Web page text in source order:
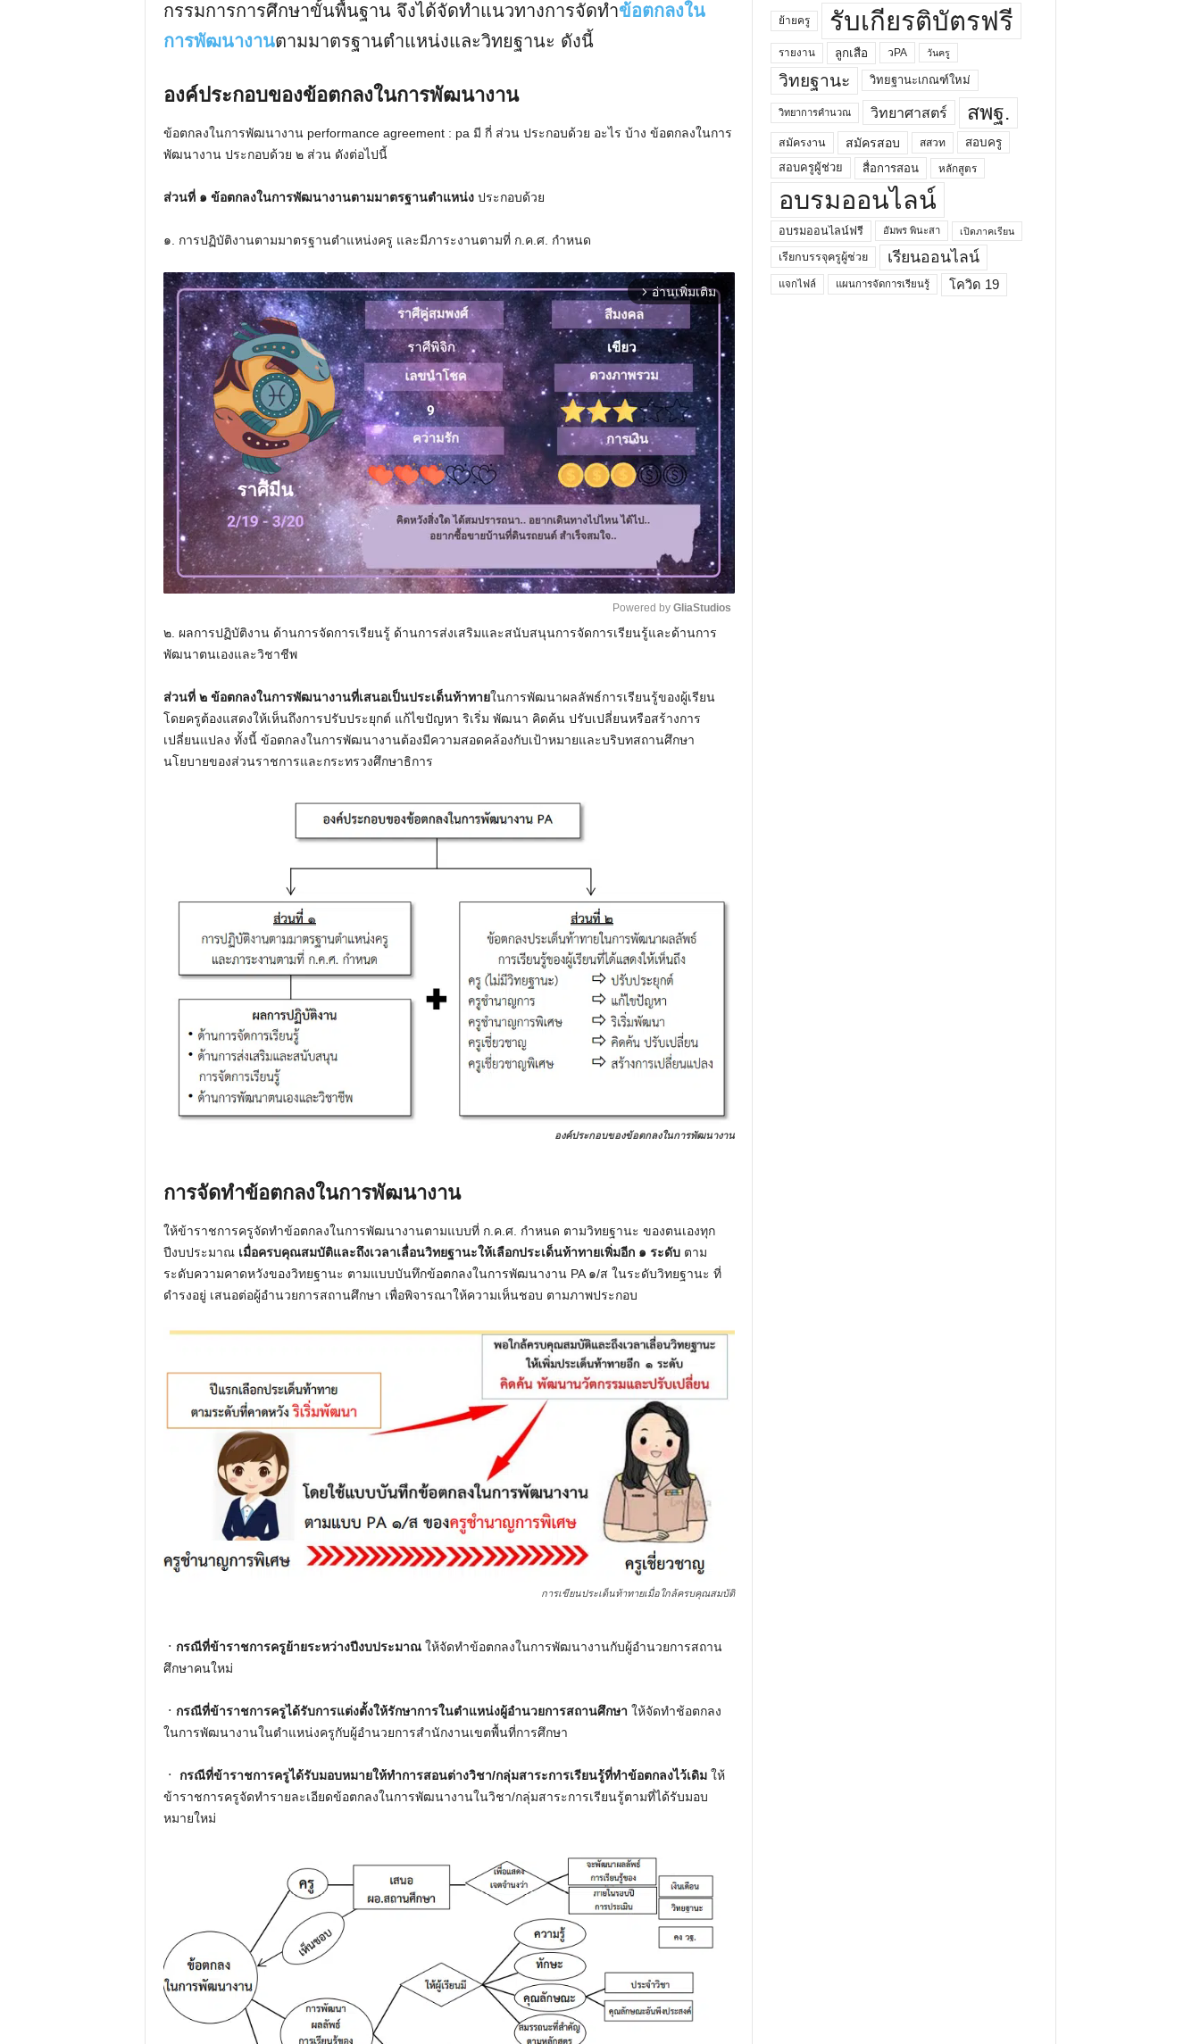
กรรมการการศึกษาขั้นพื้นฐาน จึงได้จัดทำแนวทางการจัดทำข้อตกลงใน
การพัฒนางานตามมาตรฐานตำแหน่งและวิทยฐานะ ดังนี้
องค์ประกอบของข้อตกลงในการพัฒนางาน
ข้อตกลงในการพัฒนางาน performance agreement : pa มี กี่ ส่วน ประกอบด้วย อะไร บ้าง ข้อตกลงในการ
พัฒนางาน ประกอบด้วย ๒ ส่วน ดังต่อไปนี้
ส่วนที่ ๑ ข้อตกลงในการพัฒนางานตามมาตรฐานตำแหน่ง ประกอบด้วย
๑. การปฏิบัติงานตามมาตรฐานตำแหน่งครู และมีภาระงานตามที่ ก.ค.ศ. กำหนด
arrow_forward_ios อ่านเพิ่มเติม
Powered by GliaStudios
๒. ผลการปฏิบัติงาน ด้านการจัดการเรียนรู้ ด้านการส่งเสริมและสนับสนุนการจัดการเรียนรู้และด้านการ
พัฒนาตนเองและวิชาชีพ
ส่วนที่ ๒ ข้อตกลงในการพัฒนางานที่เสนอเป็นประเด็นท้าทายในการพัฒนาผลลัพธ์การเรียนรู้ของผู้เรียน
โดยครูต้องแสดงให้เห็นถึงการปรับประยุกต์ แก้ไขปัญหา ริเริ่ม พัฒนา คิดค้น ปรับเปลี่ยนหรือสร้างการ
เปลี่ยนแปลง ทั้งนี้ ข้อตกลงในการพัฒนางานต้องมีความสอดคล้องกับเป้าหมายและบริบทสถานศึกษา
นโยบายของส่วนราชการและกระทรวงศึกษาธิการ
องค์ประกอบของข้อตกลงในการพัฒนางาน
การจัดทำข้อตกลงในการพัฒนางาน
ให้ข้าราชการครูจัดทำข้อตกลงในการพัฒนางานตามแบบที่ ก.ค.ศ. กำหนด ตามวิทยฐานะ ของตนเองทุก
ปีงบประมาณ เมื่อครบคุณสมบัติและถึงเวลาเลื่อนวิทยฐานะให้เลือกประเด็นท้าทายเพิ่มอีก ๑ ระดับ ตาม
ระดับความคาดหวังของวิทยฐานะ ตามแบบบันทึกข้อตกลงในการพัฒนางาน PA ๑/ส ในระดับวิทยฐานะ ที่
ดำรงอยู่ เสนอต่อผู้อำนวยการสถานศึกษา เพื่อพิจารณาให้ความเห็นชอบ ตามภาพประกอบ
การเขียนประเด็นท้าทายเมื่อใกล้ครบคุณสมบัติ
ㆍกรณีที่ข้าราชการครูย้ายระหว่างปีงบประมาณให้จัดทำข้อตกลงในการพัฒนางานกับผู้อำนวยการสถาน
ศึกษาคนใหม่
ㆍกรณีที่ข้าราชการครูได้รับการแต่งตั้งให้รักษาการในตำแหน่งผู้อำนวยการสถานศึกษา ให้จัดทำช้อตกลง
ในการพัฒนางานในตำแหน่งครูกับผู้อำนวยการสำนักงานเขตพื้นที่การศึกษา
ㆍ กรณีที่ข้าราชการครูได้รับมอบหมายให้ทำการสอนต่างวิชา/กลุ่มสาระการเรียนรู้ที่ทำข้อตกลงไว้เดิมให้
ข้าราชการครูจัดทำรายละเอียดข้อตกลงในการพัฒนางานในวิชา/กลุ่มสาระการเรียนรู้ตามที่ได้รับมอบ
หมายใหม่
ย้ายครู รับเกียรติบัตรฟรี
รายงาน ลูกเสือ วPA วันครู
วิทยฐานะ วิทยฐานะเกณฑ์ใหม่
วิทยาการคำนวณ วิทยาศาสตร์ สพฐ.
สมัครงาน สมัครสอบ สสวท
สอบครู
สอบครูผู้ช่วย
สื่อการสอน หลักสูตร
อบรมออนไลน์
อบรมออนไลน์ฟรี อัมพร พินะสา เปิดภาคเรียน
เรียกบรรจุครูผู้ช่วย เรียนออนไลน์
แจกไฟล์ แผนการจัดการเรียนรู้ โควิด 19